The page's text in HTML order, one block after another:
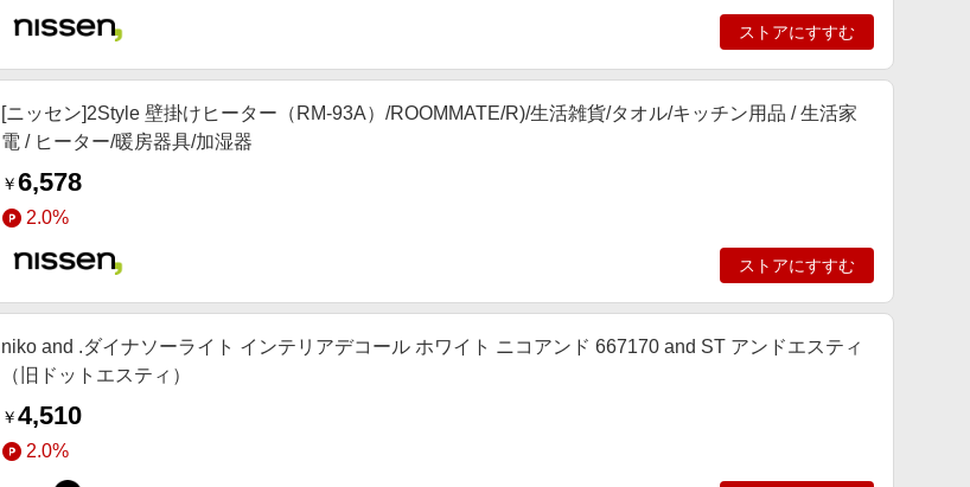
ストアにすすむ
[ニッセン]2Style 壁掛けヒーター（RM-93A）/ROOMMATE/R)/生活雑貨/タオル/キッチン用品 / 生活家
電 / ヒーター/暖房器具/加湿器
￥6,578
2.0%
ストアにすすむ
niko and .ダイナソーライト インテリアデコール ホワイト ニコアンド 667170 and ST アンドエスティ
（旧ドットエスティ）
￥4,510
2.0%